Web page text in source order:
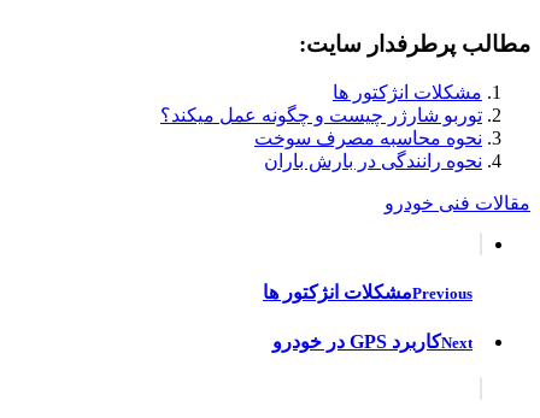
مطالب پرطرفدار سایت:
مشکلات انژکتور ها
توربو شارژر چیست و چگونه عمل میکند؟
نحوه محاسبه مصرف سوخت
نحوه رانندگی در بارش باران
مقالات فنی خودرو
Previousمشکلات انژکتور ها
Nextکاربرد GPS در خودرو